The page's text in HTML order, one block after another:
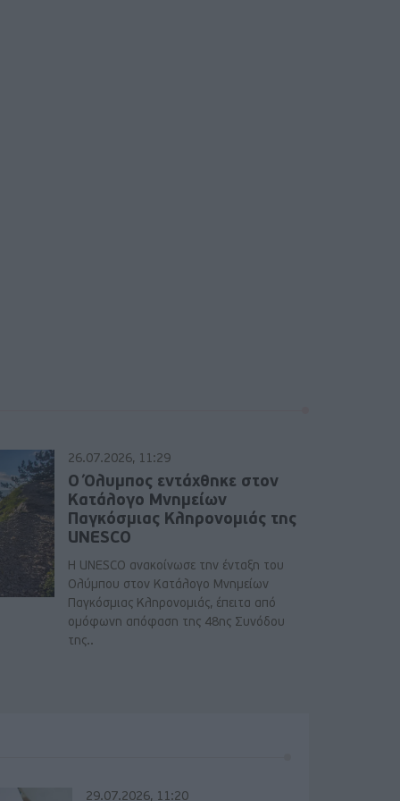
26.07.2026, 11:29
Ο Όλυμπος εντάχθηκε στον
Κατάλογο Μνημείων
Παγκόσμιας Κληρονομιάς της
UNESCO
Η UNESCO ανακοίνωσε την ένταξη του
Ολύμπου στον Κατάλογο Μνημείων
Παγκόσμιας Κληρονομιάς, έπειτα από
ομόφωνη απόφαση της 48ης Συνόδου
της..
29.07.2026, 11:20